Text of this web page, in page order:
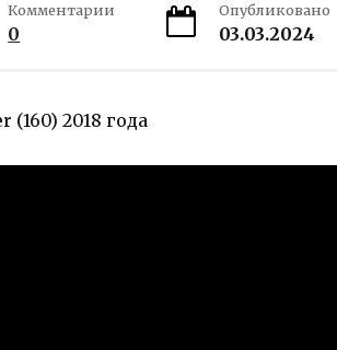
Комментарии
0
Опубликовано
03.03.2024